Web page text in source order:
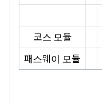
코스 모듈
패스웨이 모듈